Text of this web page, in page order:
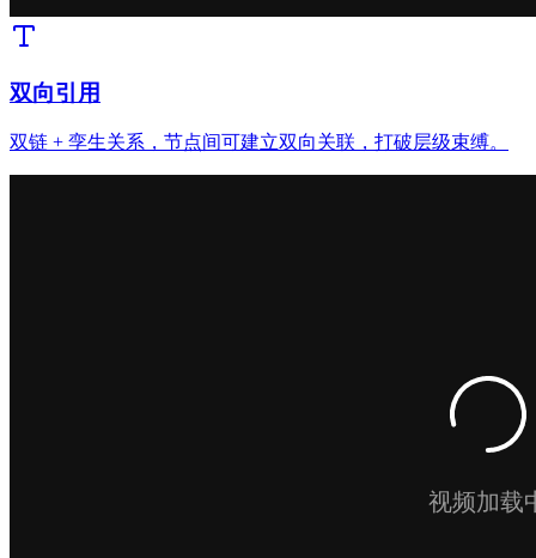
双向引用
双链 + 孪生关系，节点间可建立双向关联，打破层级束缚。